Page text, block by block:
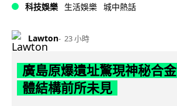
科技娛樂 生活娛樂 城中熱話
Lawton 23 小時
廣島原爆遺址驚現神秘合
體結構前所未見